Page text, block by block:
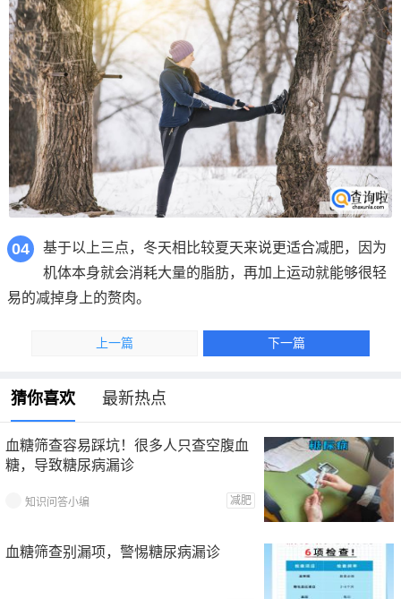
04
基于以上三点，冬天相比较夏天来说更适合减肥，因为
机体本身就会消耗大量的脂肪，再加上运动就能够很轻
易的减掉身上的赘肉。
上一篇 下一篇
猜你喜欢 最新热点
血糖筛查容易踩坑！很多人只查空腹血
糖，导致糖尿病漏诊
知识问答小编 减肥
血糖筛查别漏项，警惕糖尿病漏诊